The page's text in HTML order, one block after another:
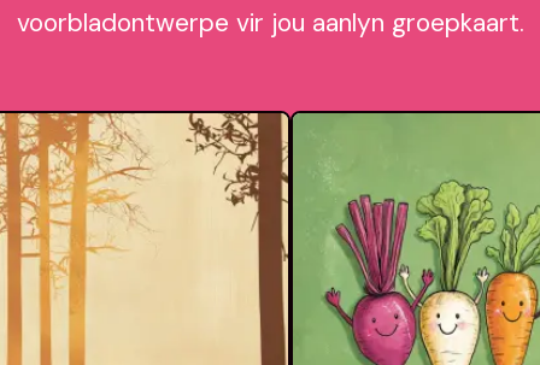
voorbladontwerpe vir jou aanlyn groepkaart.